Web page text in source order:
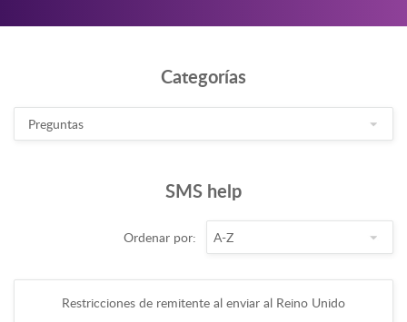
Categorías
SMS help
Ordenar por:
Restricciones de remitente al enviar al Reino Unido